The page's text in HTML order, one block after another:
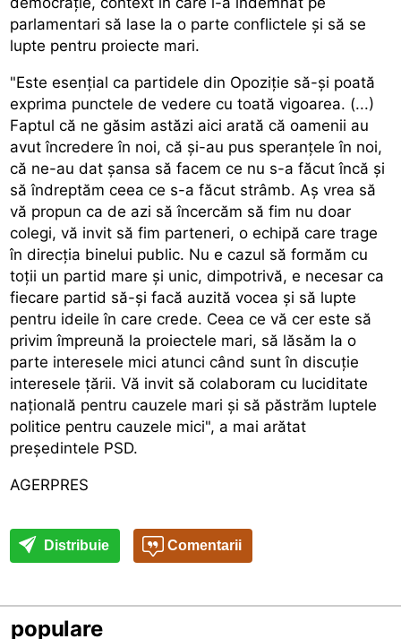
parlamentari să lase la o parte conflictele și să se
lupte pentru proiecte mari.
"Este esențial ca partidele din Opoziție să-și poată
exprima punctele de vedere cu toată vigoarea. (...)
Faptul că ne găsim astăzi aici arată că oamenii au
avut încredere în noi, că și-au pus speranțele în noi,
că ne-au dat șansa să facem ce nu s-a făcut încă și
să îndreptăm ceea ce s-a făcut strâmb. Aș vrea să
vă propun ca de azi să încercăm să fim nu doar
colegi, vă invit să fim parteneri, o echipă care trage
în direcția binelui public. Nu e cazul să formăm cu
toții un partid mare și unic, dimpotrivă, e necesar ca
fiecare partid să-și facă auzită vocea și să lupte
pentru ideile în care crede. Ceea ce vă cer este să
privim împreună la proiectele mari, să lăsăm la o
parte interesele mici atunci când sunt în discuție
interesele țării. Vă invit să colaboram cu luciditate
națională pentru cauzele mari și să păstrăm luptele
politice pentru cauzele mici", a mai arătat
președintele PSD.
AGERPRES
Distribuie Comentarii
populare